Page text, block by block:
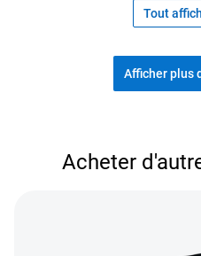
Tout
Afficher plus
Magasiner les accessoires
Acheter